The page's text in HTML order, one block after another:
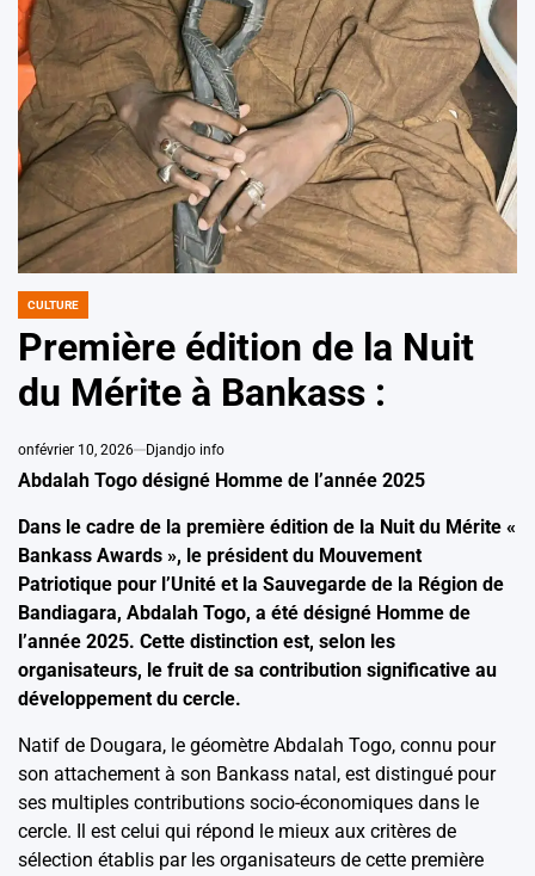
POSTED
IN
CULTURE
Première édition de la Nuit
du Mérite à Bankass :
onfévrier 10, 2026 Djandjo info
Abdalah Togo désigné Homme de l’année 2025
Dans le cadre de la première édition de la Nuit du Mérite «
Bankass Awards », le président du Mouvement
Patriotique pour l’Unité et la Sauvegarde de la Région de
Bandiagara, Abdalah Togo, a été désigné Homme de
l’année 2025. Cette distinction est, selon les
organisateurs, le fruit de sa contribution significative au
développement du cercle.
Natif de Dougara, le géomètre Abdalah Togo, connu pour
son attachement à son Bankass natal, est distingué pour
ses multiples contributions socio-économiques dans le
cercle. Il est celui qui répond le mieux aux critères de
sélection établis par les organisateurs de cette première